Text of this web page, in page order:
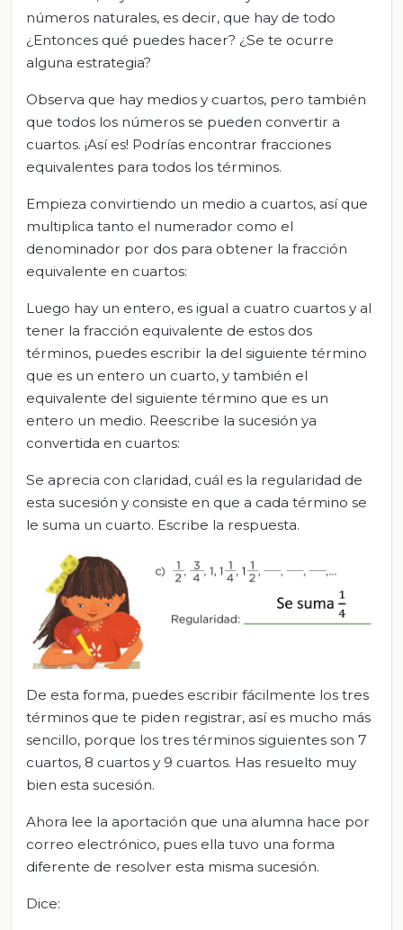
números naturales, es decir, que hay de todo
¿Entonces qué puedes hacer? ¿Se te ocurre
alguna estrategia?
Observa que hay medios y cuartos, pero también
que todos los números se pueden convertir a
cuartos. ¡Así es! Podrías encontrar fracciones
equivalentes para todos los términos.
Empieza convirtiendo un medio a cuartos, así que
multiplica tanto el numerador como el
denominador por dos para obtener la fracción
equivalente en cuartos:
Luego hay un entero, es igual a cuatro cuartos y al
tener la fracción equivalente de estos dos
términos, puedes escribir la del siguiente término
que es un entero un cuarto, y también el
equivalente del siguiente término que es un
entero un medio. Reescribe la sucesión ya
convertida en cuartos:
Se aprecia con claridad, cuál es la regularidad de
esta sucesión y consiste en que a cada término se
le suma un cuarto. Escribe la respuesta.
De esta forma, puedes escribir fácilmente los tres
términos que te piden registrar, así es mucho más
sencillo, porque los tres términos siguientes son 7
cuartos, 8 cuartos y 9 cuartos. Has resuelto muy
bien esta sucesión.
Ahora lee la aportación que una alumna hace por
correo electrónico, pues ella tuvo una forma
diferente de resolver esta misma sucesión.
Dice: